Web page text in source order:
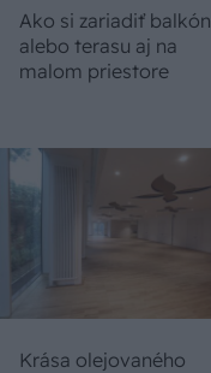
Ako si zariadiť balkón
alebo terasu aj na
malom priestore
Krása olejovaného